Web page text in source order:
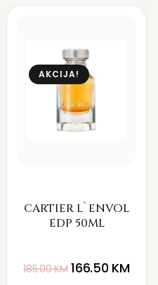
AKCIJA!
CARTIER L`ENVOL
EDP 50ML
185.00KM 166.50 KM